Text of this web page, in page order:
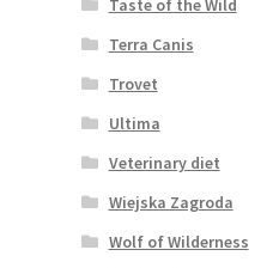
Taste of the Wild
Terra Canis
Trovet
Ultima
Veterinary diet
Wiejska Zagroda
Wolf of Wilderness